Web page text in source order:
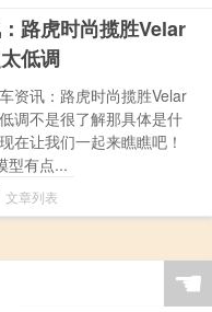
路虎时尚揽胜Velar
低调
资讯：路虎时尚揽胜Velar
调不是很了解那具体是什
在让我们一起来瞧瞧吧！
型有点...
文章列表
☚